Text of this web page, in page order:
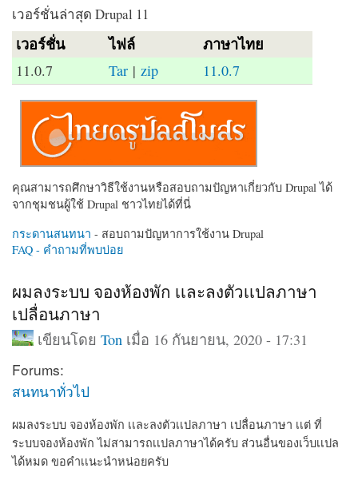
เวอร์ชั่นล่าสุด Drupal 11
เวอร์ชั่น ไฟล์ ภาษาไทย
11.0.7 Tar | zip 11.0.7
คุณสามารถศึกษาวิธีใช้งานหรือสอบถามปัญหาเกี่ยวกับ Drupal ได้
จากชุมชนผู้ใช้ Drupal ชาวไทยได้ที่นี่
กระดานสนทนา - สอบถามปัญหาการใช้งาน Drupal
FAQ - คำถามที่พบบ่อย
ผมลงระบบ จองห้องพัก เเละลงตัวเเปลภาษา
เปลื่อนภาษา
เขียนโดย Ton เมื่อ 16 กันยายน, 2020 - 17:31
Forums:
สนทนาทั่วไป
ผมลงระบบ จองห้องพัก เเละลงตัวเเปลภาษา เปลื่อนภาษา เเต่ ที่
ระบบจองห้องพัก ไม่สามารถเเปลภาษาได้ครับ ส่วนอื่นของเว็บเเปล
ได้หมด ขอคำเเนะนำหน่อยครับ